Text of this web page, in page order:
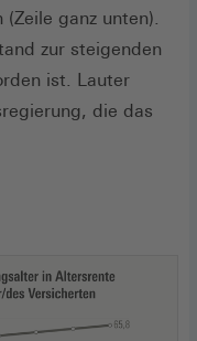
ganz unten).
zur steigenden
ist. Lauter
die das